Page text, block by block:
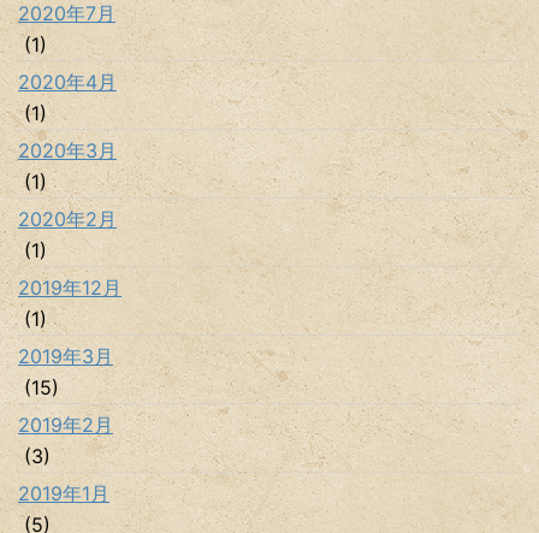
2020年7月
(1)
2020年4月
(1)
2020年3月
(1)
2020年2月
(1)
2019年12月
(1)
2019年3月
(15)
2019年2月
(3)
2019年1月
(5)